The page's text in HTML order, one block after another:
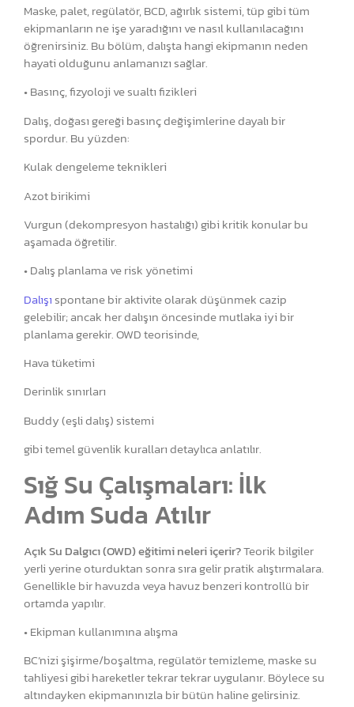
Maske, palet, regülatör, BCD, ağırlık sistemi, tüp gibi tüm
ekipmanların ne işe yaradığını ve nasıl kullanılacağını
öğrenirsiniz. Bu bölüm, dalışta hangi ekipmanın neden
hayati olduğunu anlamanızı sağlar.
• Basınç, fizyoloji ve sualtı fizikleri
Dalış, doğası gereği basınç değişimlerine dayalı bir
spordur. Bu yüzden:
Kulak dengeleme teknikleri
Azot birikimi
Vurgun (dekompresyon hastalığı) gibi kritik konular bu
aşamada öğretilir.
• Dalış planlama ve risk yönetimi
Dalışıspontane bir aktivite olarak düşünmek cazip
gelebilir; ancak her dalışın öncesinde mutlaka iyi bir
planlama gerekir. OWD teorisinde,
Hava tüketimi
Derinlik sınırları
Buddy (eşli dalış) sistemi
gibi temel güvenlik kuralları detaylıca anlatılır.
Sığ Su Çalışmaları: İlk
Adım Suda Atılır
Açık Su Dalgıcı (OWD) eğitimi neleri içerir?Teorik bilgiler
yerli yerine oturduktan sonra sıra gelir pratik alıştırmalara.
Genellikle bir havuzda veya havuz benzeri kontrollü bir
ortamda yapılır.
• Ekipman kullanımına alışma
BC’nizi şişirme/boşaltma, regülatör temizleme, maske su
tahliyesi gibi hareketler tekrar tekrar uygulanır. Böylece su
altındayken ekipmanınızla bir bütün haline gelirsiniz.